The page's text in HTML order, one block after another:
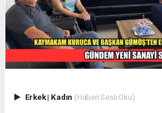
Erkek| Kadın (Haberi Sesli Oku)